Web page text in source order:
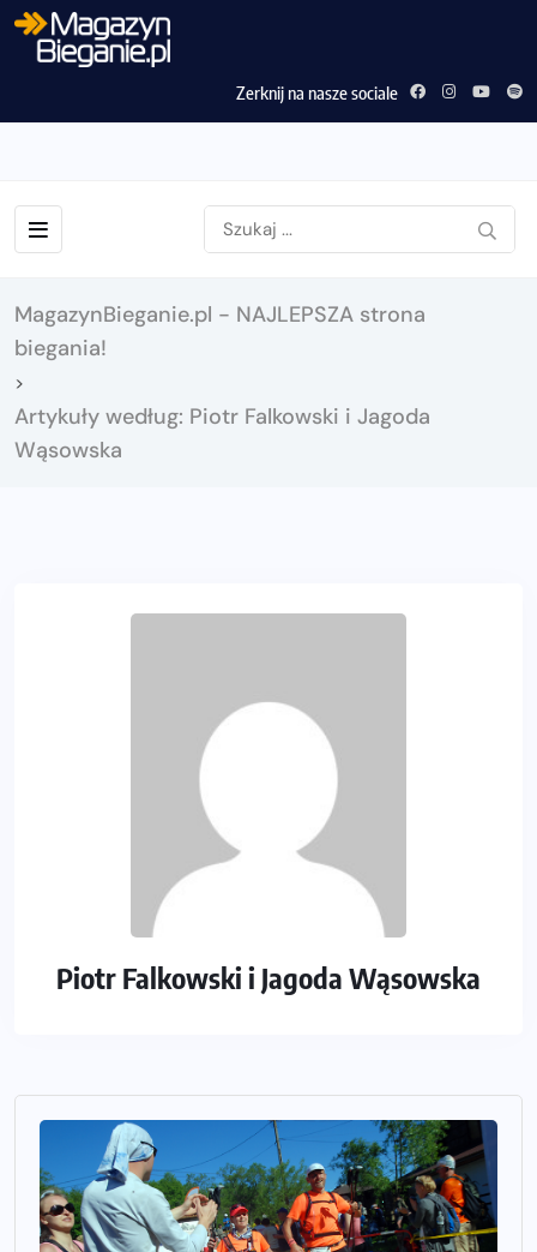
Zerknij na nasze sociale
MagazynBieganie.pl - NAJLEPSZA strona
biegania!
>
Artykuły według: Piotr Falkowski i Jagoda
Wąsowska
Piotr Falkowski i Jagoda Wąsowska